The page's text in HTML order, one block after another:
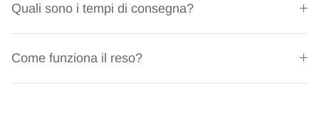
Quali sono i tempi di consegna?
Come funziona il reso?